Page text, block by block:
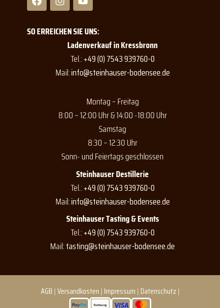
a
c
e
b
n
s
t
a
m
o
u
t
u
b
e
SO ERREICHEN SIE UNS:
Ladenverkauf in Kressbronn
Tel.:+49 (0) 7543 939760-0
Mail:info@steinhauser-bodensee.de
Montag – Freitag
8:00 – 12:00 Uhr & 14:00 -18:00 Uhr
Samstag
8:30 – 12:30 Uhr
Sonn- und Feiertags geschlossen
Steinhauser Destillerie
Tel.:+49 (0) 7543 939760-0
Mail:info@steinhauser-bodensee.de
Steinhauser Tasting & Events
Tel.:+49 (0) 7543 939760-0
Mail:tasting@steinhauser-bodensee.de
AGB |Versandkosten | Impressum | Datenschutz |